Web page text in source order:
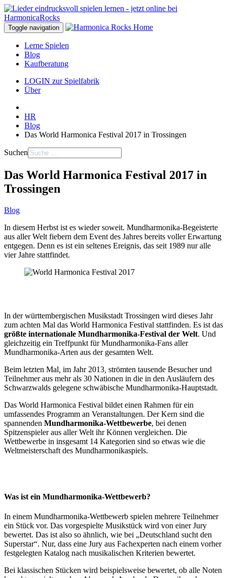
Toggle navigation
Lerne Spielen
Blog
Kaufberatung
LOGIN zur Spielfabrik
Über
HR
Blog
Das World Harmonica Festival 2017 in Trossingen
Suchen
Das World Harmonica Festival 2017 in
Trossingen
Blog
In diesem Herbst ist es wieder soweit. Mundharmonika-Begeisterte
aus aller Welt fiebern dem Event des Jahres bereits voller Erwartung
entgegen. Denn es ist ein seltenes Ereignis, das seit 1989 nur alle
vier Jahre stattfindet.
In der württembergischen Musikstadt Trossingen wird dieses Jahr
zum achten Mal das World Harmonica Festival stattfinden. Es ist das
größte internationale Mundharmonika-Festival der Welt. Und
gleichzeitig ein Treffpunkt für Mundharmonika-Fans aller
Mundharmonika-Arten aus der gesamten Welt.
Beim letzten Mal im Jahr 2013 strömten tausende Besucher und
Teilnehmer aus mehr als 30 Nationen in die in den Ausläufern des
Schwarzwalds gelegene schwäbische Mundharmonika-Hauptstadt.
Das World Harmonica Festival bildet einen Rahmen für ein
umfassendes Programm an Veranstaltungen. Der Kern sind die
spannenden Mundharmonika-Wettbewerbe, bei denen
Spitzenspieler aus aller Welt ihr Können vergleichen. Die
Wettbewerbe in insgesamt 14 Kategorien sind so etwas wie die
Weltmeisterschaft des Mundharmonikaspiels.
Was ist ein Mundharmonika-Wettbewerb?
In einem Mundharmonika-Wettbewerb spielen mehrere Teilnehmer
ein Stück vor. Das vorgespielte Musikstück wird von einer Jury
bewertet. Das ist also so ähnlich, wie bei „Deutschland sucht den
Superstar“. Nur, dass eine Jury aus Fachexperten nach einem vorher
festgelegten Katalog nach musikalischen Kriterien bewertet.
Bei klassischen Stücken wird beispielsweise bewertet, ob alle Noten